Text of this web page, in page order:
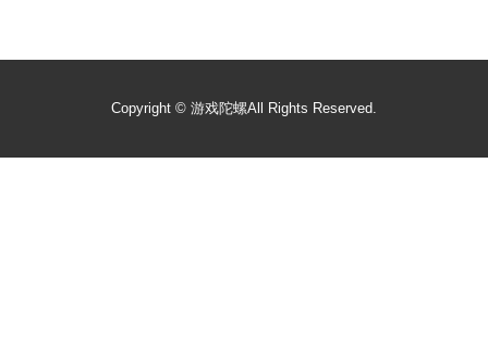
Copyright © 游戏陀螺All Rights Reserved.